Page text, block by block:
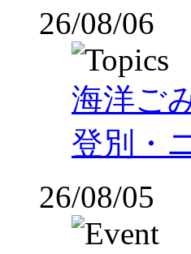
26/08/06
海洋ご
登別・
26/08/05